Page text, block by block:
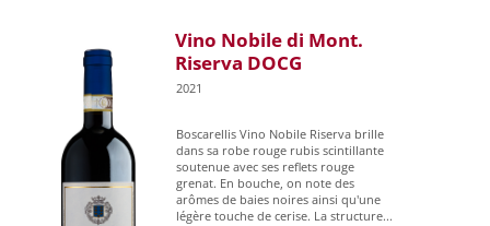
Vino Nobile di Mont.
Riserva DOCG
2021
Boscarellis Vino Nobile Riserva brille
dans sa robe rouge rubis scintillante
soutenue avec ses reflets rouge
grenat. En bouche, on note des
arômes de baies noires ainsi qu'une
légère touche de cerise. La structure...